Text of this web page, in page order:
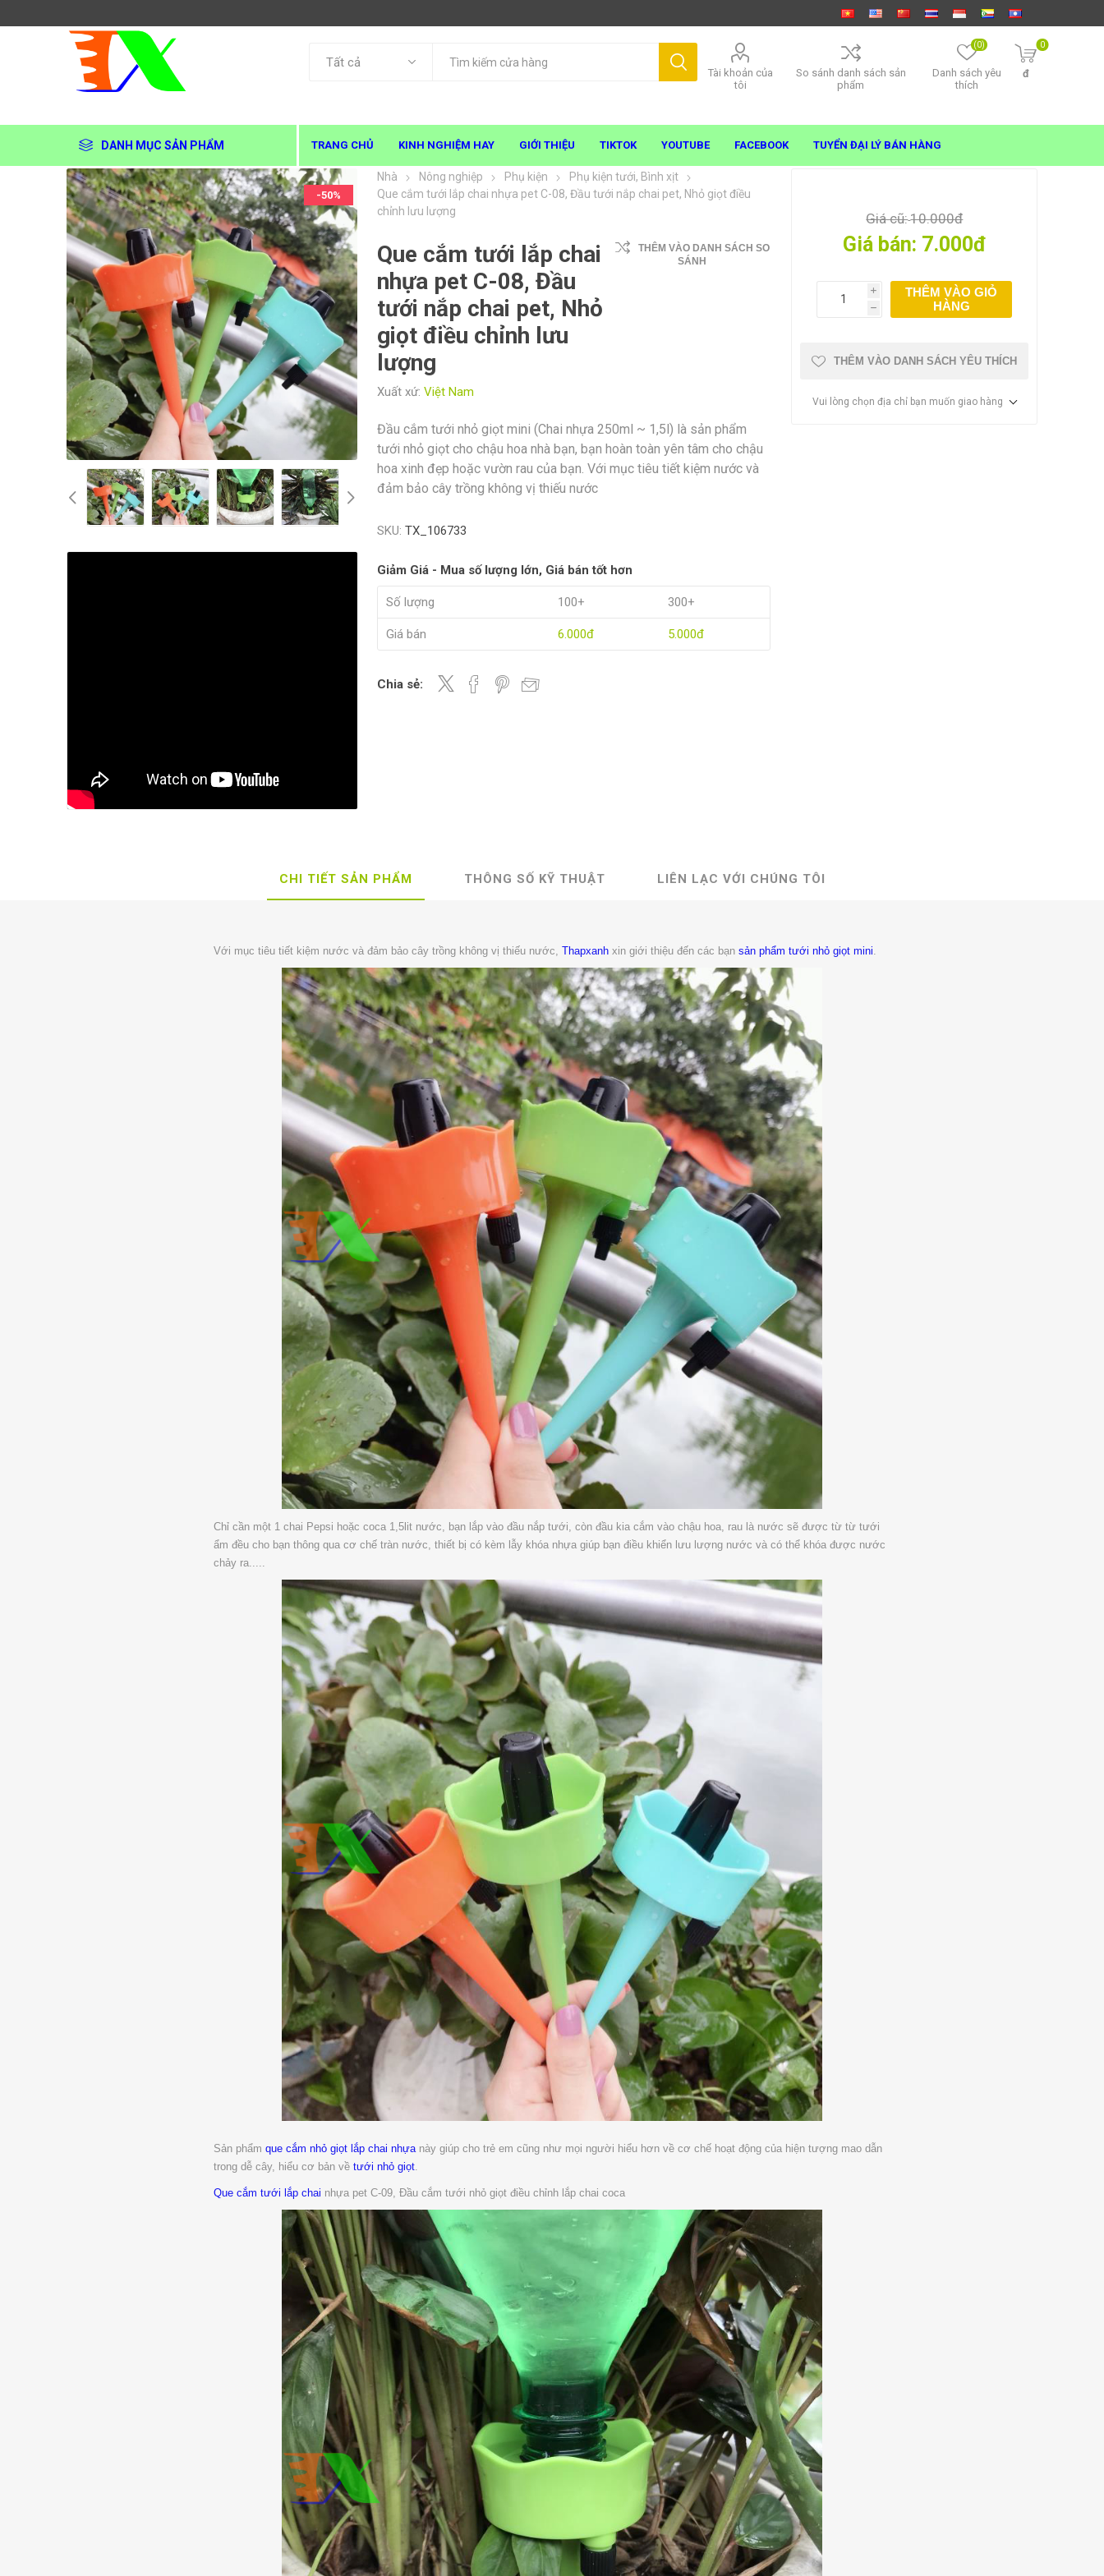
Tài khoản của
tôi
So sánh danh sách sản
phẩm
Danh sách yêu
thích
(0) 0
đ
DANH MỤC SẢN PHẨM TRANG CHỦ KINH NGHIỆM HAY GIỚI THIỆU TIKTOK YOUTUBE FACEBOOK TUYỂN ĐẠI LÝ BÁN HÀNG
-50%
Nhà Nông nghiệp Phụ kiện
Phụ kiện tưới, Bình xịt
Que cắm tưới lắp chai nhựa pet C-08, Đầu tưới nắp chai pet, Nhỏ giọt điều
chỉnh lưu lượng
Que cắm tưới lắp chai
nhựa pet C-08, Đầu
tưới nắp chai pet, Nhỏ
giọt điều chỉnh lưu
lượng
Xuất xứ: Việt Nam
THÊM VÀO DANH SÁCH SO
SÁNH
Đầu cắm tưới nhỏ giọt mini (Chai nhựa 250ml ~ 1,5l) là sản phẩm
tưới nhỏ giọt cho chậu hoa nhà bạn, bạn hoàn toàn yên tâm cho chậu
hoa xinh đẹp hoặc vườn rau của bạn. Với mục tiêu tiết kiệm nước và
đảm bảo cây trồng không vị thiếu nước
SKU: TX_106733
Giảm Giá - Mua số lượng lớn, Giá bán tốt hơn
Số lượng 100+ 300+
Giá bán 6.000đ 5.000đ
Chia sẻ:
Giá cũ:10.000đ
Giá bán: 7.000đ
i
h
THÊM VÀO GIỎ
HÀNG
THÊM VÀO DANH SÁCH YÊU THÍCH
Vui lòng chọn địa chỉ bạn muốn giao hàng
CHI TIẾT SẢN PHẨM THÔNG SỐ KỸ THUẬT LIÊN LẠC VỚI CHÚNG TÔI
Với mục tiêu tiết kiệm nước và đảm bảo cây trồng không vị thiếu nước,Thapxanh xin giới thiệu đến các bạnsản phẩm tưới nhỏ giọt mini
Chỉ cần một 1 chai Pepsi hoặc coca 1,5lit nước, bạn lắp vào đầu nắp tưới, còn đầu kia cắm vào chậu hoa, rau là nước sẽ được từ từ tưới
ẩm đều cho bạn thông qua cơ chế tràn nước, thiết bị có kèm lẫy khóa nhựa giúp bạn điều khiển lưu lượng nước và có thể khóa được nước
chảy ra.....
Sản phẩmque cắm nhỏ giọt lắp chai nhựa này giúp cho trẻ em cũng như mọi người hiểu hơn về cơ chế hoạt động của hiện tượng mao dẫn
trong dễ cây, hiểu cơ bản vềtưới nhỏ giọt
Que cắm tưới lắp chai nhựa pet C-09, Đầu cắm tưới nhỏ giọt điều chỉnh lắp chai coca